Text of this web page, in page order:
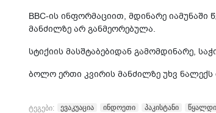
BBC-ის ინფორმაციით, მდინარე
მანძილზე არ განმეორებულა.
სტიქიის მასშტაბებიდან გამომდინარე,
ბოლო ერთი კვირის მანძილზე უხვ
ტეგები: ევაკუაცია ინდოეთი პაკისტანი